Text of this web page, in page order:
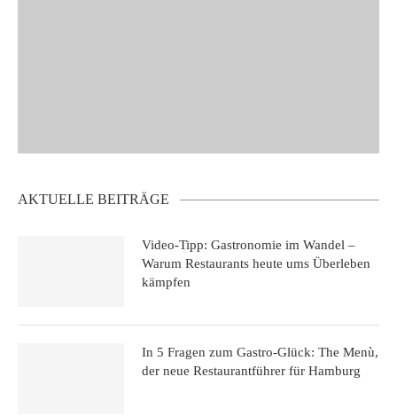
AKTUELLE BEITRÄGE
Video-Tipp: Gastronomie im Wandel –
Warum Restaurants heute ums Überleben
kämpfen
In 5 Fragen zum Gastro-Glück: The Menù,
der neue Restaurantführer für Hamburg